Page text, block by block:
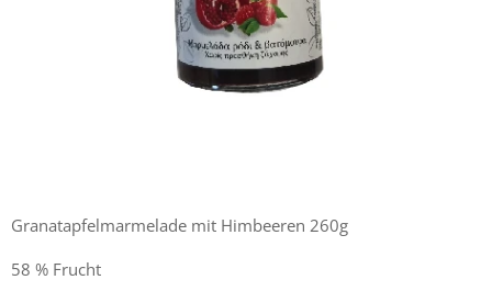
Granatapfelmarmelade mit Himbeeren 260g
58 % Frucht